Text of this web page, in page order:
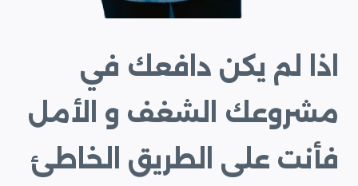
اذا لم يكن دافعك في
مشروعك الشغف و الأمل
فأنت على الطريق الخاطئ